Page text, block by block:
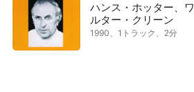
ハンス・ホッター、ワ
ルター・クリーン
1990、1トラック、2分